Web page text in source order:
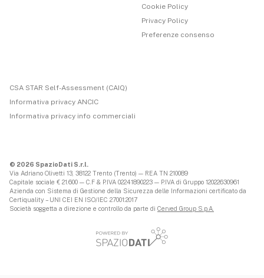
Cookie Policy
Privacy Policy
Preferenze consenso
CSA STAR Self-Assessment (CAIQ)
Informativa privacy ANCIC
Informativa privacy info commerciali
© 2026 SpazioDati S.r.l.
Via Adriano Olivetti 13, 38122 Trento (Trento) — REA TN 210089
Capitale sociale € 21.600 — C.F & P.IVA 02241890223 — P.IVA di Gruppo 12022630961
Azienda con Sistema di Gestione della Sicurezza delle Informazioni certificato da
Certiquality – UNI CEI EN ISO/IEC 27001:2017
Società soggetta a direzione e controllo da parte di Cerved Group S.p.A.